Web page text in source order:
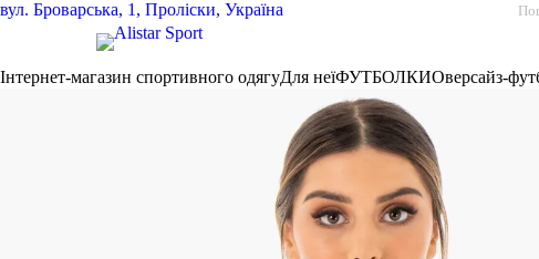
вул. Броварська, 1, Проліски, Україна
Інтернет-магазин спортивного одягуДля неїФУТБОЛКИОверсайз-